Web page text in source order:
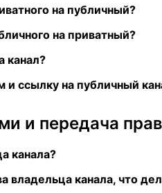
на публичный?
на приватный?
канал?
и ссылку на публичный
и передача прав
канала?
владельца канала, что